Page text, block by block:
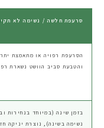
סרעפת חלשה / נשימה לא
הסרעפת רפויה או מתאמצת
והטבעת סביב הוושט נשארת
בזמן שינה (במיוחד בנחירות
נשימה בשינה), נוצרת יניקה